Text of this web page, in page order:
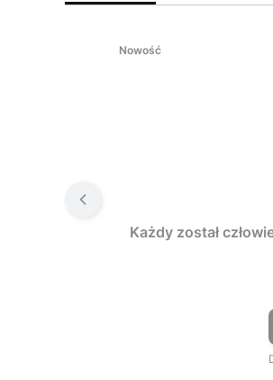
Nowość
Każdy został